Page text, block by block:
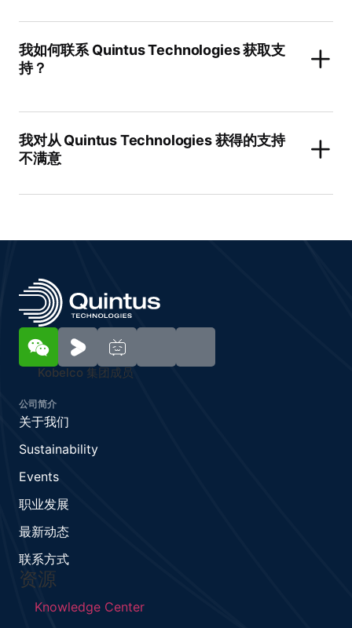
我如何联系 Quintus Technologies 获取支
持？
我对从 Quintus Technologies 获得的支持
不满意
Kobelco 集团成员
公司简介
关于我们
Sustainability
Events
职业发展
最新动态
联系方式
资源
Knowledge Center